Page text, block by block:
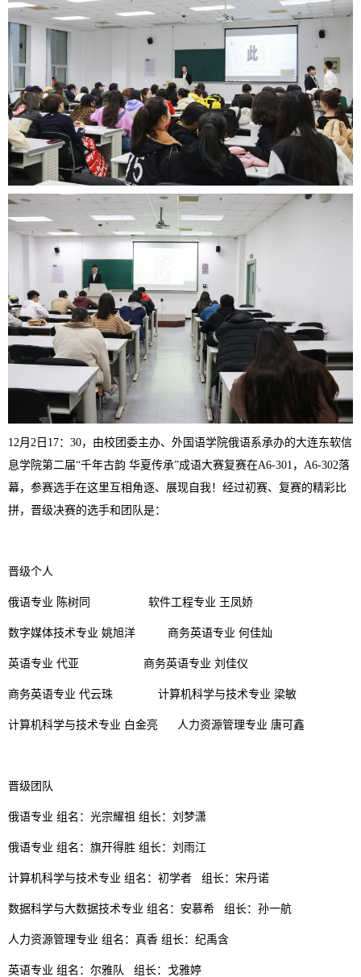
12月2日17：30，由校团委主办、外国语学院俄语系承办的大连东软信
息学院第二届“千年古韵 华夏传承”成语大赛复赛在A6-301，A6-302落
幕，参赛选手在这里互相角逐、展现自我！经过初赛、复赛的精彩比
拼，晋级决赛的选手和团队是：
晋级个人
俄语专业 陈树同 软件工程专业 王凤娇
数字媒体技术专业 姚旭洋 商务英语专业 何佳灿
英语专业 代亚 商务英语专业 刘佳仪
商务英语专业 代云珠 计算机科学与技术专业 梁敏
计算机科学与技术专业 白金亮 人力资源管理专业 唐可鑫
晋级团队
俄语专业 组名：光宗耀祖 组长：刘梦潇
俄语专业 组名：旗开得胜 组长：刘雨江
计算机科学与技术专业 组名：初学者 组长：宋丹诺
数据科学与大数据技术专业 组名：安慕希 组长：孙一航
人力资源管理专业 组名：真香 组长：纪禹含
英语专业 组名：尔雅队 组长：戈雅婷